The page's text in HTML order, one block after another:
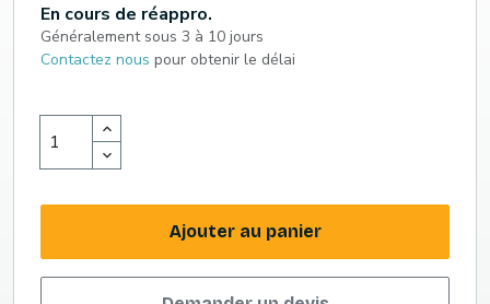
En cours de réappro.
Généralement sous 3 à 10 jours
Contactez nous pour obtenir le délai
Ajouter au panier